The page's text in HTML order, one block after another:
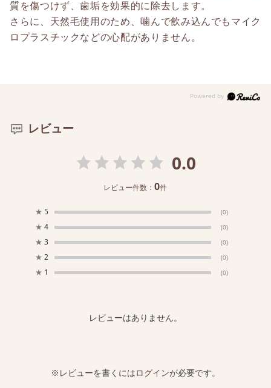
質を傷つけず、歯垢を効果的に除去します。
さらに、天然毛使用のため、噛んで飲み込んでもマイク
ロプラスチックなどの心配がありません。
レビュー
0.0
レビュー件数：0件
★ 5 (0)
★ 4 (0)
★ 3 (0)
★ 2 (0)
★ 1 (0)
レビューはありません。
※レビューを書くにはログインが必要です。